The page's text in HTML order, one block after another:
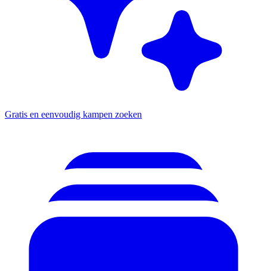
Gratis en eenvoudig kampen zoeken